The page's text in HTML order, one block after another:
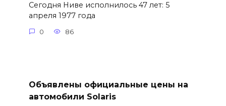
Сегодня Ниве исполнилось 47 лет: 5
апреля 1977 года
0 86
Объявлены официальные цены на
автомобили Solaris